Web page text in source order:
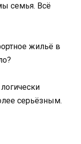
семья. Всё
жильё в
серьёзным.